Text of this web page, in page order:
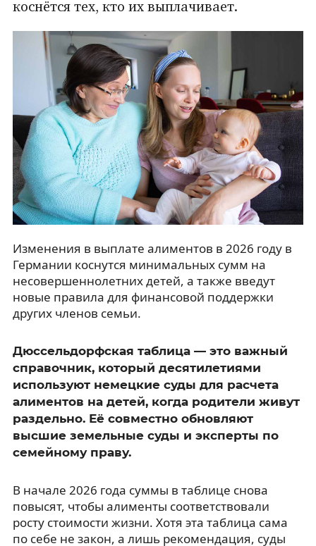
коснётся тех, кто их выплачивает.
Изменения в выплате алиментов в 2026 году в
Германии коснутся минимальных сумм на
несовершеннолетних детей, а также введут
новые правила для финансовой поддержки
других членов семьи.
Дюссельдорфская таблица — это важный
справочник, который десятилетиями
используют немецкие суды для расчета
алиментов на детей, когда родители живут
раздельно. Её совместно обновляют
высшие земельные суды и эксперты по
семейному праву.
В начале 2026 года суммы в таблице снова
повысят, чтобы алименты соответствовали
росту стоимости жизни. Хотя эта таблица сама
по себе не закон, а лишь рекомендация, суды